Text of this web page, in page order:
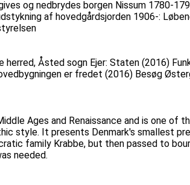
og nedbrydes borgen Nissum 1780-
af hovedgårdsjorden 1906-:
herred, Åsted sogn Ejer: Staten (2016)
er fredet (2016) Besøg
Ages and Renaissance and is one of
style. It presents Denmark's smallest
family Krabbe, but then passed to
needed.